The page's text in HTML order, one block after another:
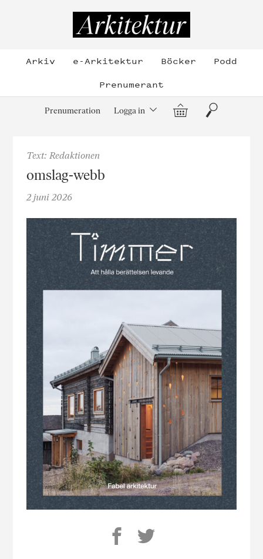
Arkiv e-Arkitektur Böcker
Podd
Prenumerant
Prenumeration Logga in Varukorg
Sök
Text: Redaktionen
omslag-webb
2 juni 2026